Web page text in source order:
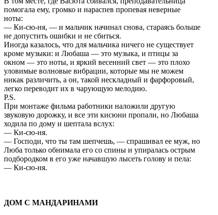
помогала ему, громко и нараспев пропевая неверные
ноты:
— Ки-сю-ня, — и мальчик начинал снова, стараясь больше
не допустить ошибки и не сбиться.
Иногда казалось, что для мальчика ничего не существует
кроме музыки: и Любаша — это музыка, и птицы за
окном — это ноты, и яркий весенний свет — это плохо
уловимые волновые вибрации, которые мы не можем
никак различить, а он, такой нескладный и фарфоровый,
легко переводит их в чарующую мелодию.
P.S.
При монтаже фильма работники наложили другую
звуковую дорожку, и все эти кисюни пропали, но Любаша
ходила по дому и шептала вслух:
— Ки-сю-ня.
— Господи, что ты там шепчешь, — спрашивал ее муж, но
Люба только обнимала его со спины и упиралась острым
подбородком в его уже начавшую лысеть голову и пела:
— Ки-сю-ня.
ДОМ С МАНДАРИНАМИ